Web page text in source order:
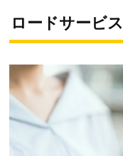
ロードサービ